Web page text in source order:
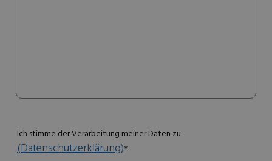
Ich stimme der Verarbeitung meiner Daten zu
(Datenschutzerklärung)*